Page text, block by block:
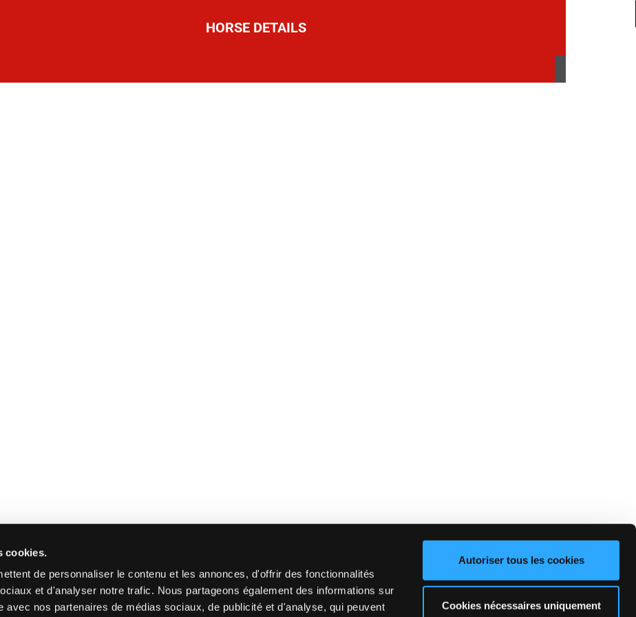
cookies.
de personnaliser le contenu et les annonces, d'offrir des fonctionnalités
et d'analyser notre trafic. Nous partageons également des informations sur
avec nos partenaires de médias sociaux, de publicité et d'analyse, qui peuvent
Autoriser tous les cookies
Cookies nécessaires uniquement
HORSE DETAILS